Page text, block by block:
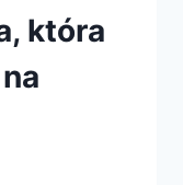
która